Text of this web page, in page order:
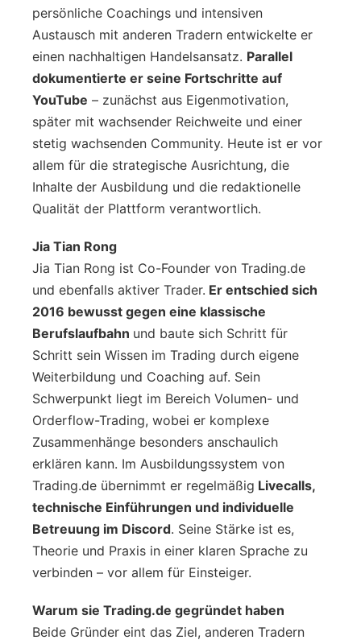
persönliche Coachings und intensiven
Austausch mit anderen Tradern entwickelte er
einen nachhaltigen Handelsansatz. Parallel
dokumentierte er seine Fortschritte auf
YouTube – zunächst aus Eigenmotivation,
später mit wachsender Reichweite und einer
stetig wachsenden Community. Heute ist er vor
allem für die strategische Ausrichtung, die
Inhalte der Ausbildung und die redaktionelle
Qualität der Plattform verantwortlich.
Jia Tian Rong
Jia Tian Rong ist Co-Founder von Trading.de
und ebenfalls aktiver Trader. Er entschied sich
2016 bewusst gegen eine klassische
Berufslaufbahn und baute sich Schritt für
Schritt sein Wissen im Trading durch eigene
Weiterbildung und Coaching auf. Sein
Schwerpunkt liegt im Bereich Volumen- und
Orderflow-Trading, wobei er komplexe
Zusammenhänge besonders anschaulich
erklären kann. Im Ausbildungssystem von
Trading.de übernimmt er regelmäßig Livecalls,
technische Einführungen und individuelle
Betreuung im Discord. Seine Stärke ist es,
Theorie und Praxis in einer klaren Sprache zu
verbinden – vor allem für Einsteiger.
Warum sie Trading.de gegründet haben
Beide Gründer eint das Ziel, anderen Tradern